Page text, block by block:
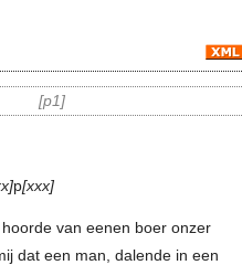
p1
p xxx
van eenen boer onzer
dat een man, dalende in een